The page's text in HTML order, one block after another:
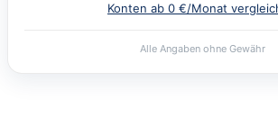
Konten ab 0 €/Monat
Alle Angaben ohne Gewähr